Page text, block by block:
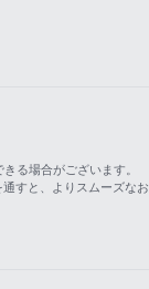
る場合がございます。
すと、よりスムーズなお